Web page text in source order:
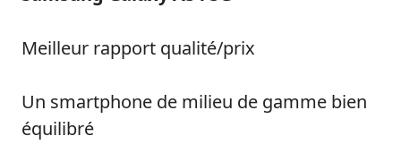
Meilleur rapport qualité/prix
Un smartphone de milieu de gamme bien
équilibré